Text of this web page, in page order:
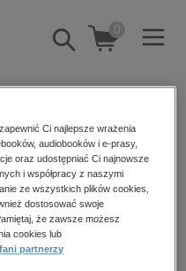
Pokaż/schowaj
wyszukiwarkę
0
Ci najlepsze wrażenia
audiobooków i e-prasy,
oraz udostępniać Ci najnowsze
i współpracy z naszymi
ze wszystkich plików cookies,
dostosować swoje
że zawsze możesz
cookies lub
partnerzy